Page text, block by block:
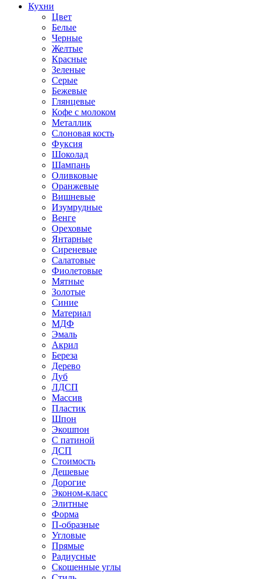
Кухни
Цвет
Белые
Черные
Желтые
Красные
Зеленые
Серые
Бежевые
Глянцевые
Кофе с молоком
Металлик
Слоновая кость
Фуксия
Шоколад
Шампань
Оливковые
Оранжевые
Вишневые
Изумрудные
Венге
Ореховые
Янтарные
Сиреневые
Салатовые
Фиолетовые
Мятные
Золотые
Синие
Материал
МДФ
Эмаль
Акрил
Береза
Дерево
Дуб
ЛДСП
Массив
Пластик
Шпон
Экошпон
С патиной
ДСП
Стоимость
Дешевые
Дорогие
Эконом-класс
Элитные
Форма
П-образные
Угловые
Прямые
Радиусные
Скошенные углы